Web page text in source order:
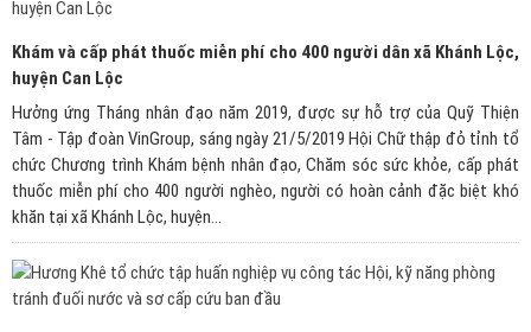
Khám và cấp phát thuốc miễn phí cho 400 người dân xã Khánh Lộc,
huyện Can Lộc
Hưởng ứng Tháng nhân đạo năm 2019, được sự hỗ trợ của Quỹ Thiện
Tâm - Tập đoàn VinGroup, sáng ngày 21/5/2019 Hội Chữ thập đỏ tỉnh tổ
chức Chương trình Khám bệnh nhân đạo, Chăm sóc sức khỏe, cấp phát
thuốc miễn phí cho 400 người nghèo, người có hoàn cảnh đặc biệt khó
khăn tại xã Khánh Lộc, huyện...